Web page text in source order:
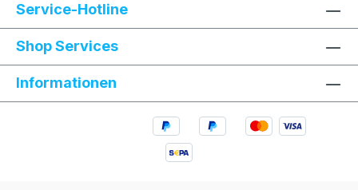
Service-Hotline
Shop Services
Informationen